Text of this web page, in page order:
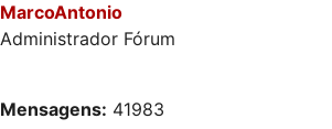
MarcoAntonio
Administrador Fórum
Mensagens: 41983